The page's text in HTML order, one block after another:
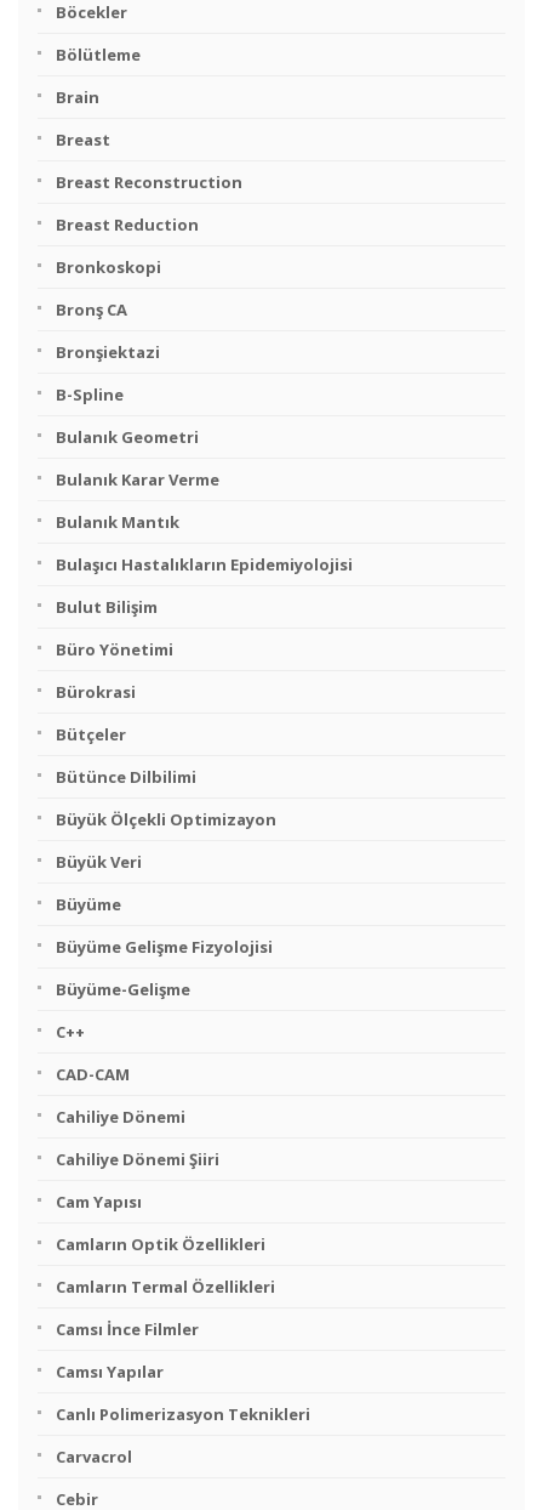
Böcekler
Bölütleme
Brain
Breast
Breast Reconstruction
Breast Reduction
Bronkoskopi
Bronş CA
Bronşiektazi
B-Spline
Bulanık Geometri
Bulanık Karar Verme
Bulanık Mantık
Bulaşıcı Hastalıkların Epidemiyolojisi
Bulut Bilişim
Büro Yönetimi
Bürokrasi
Bütçeler
Bütünce Dilbilimi
Büyük Ölçekli Optimizayon
Büyük Veri
Büyüme
Büyüme Gelişme Fizyolojisi
Büyüme-Gelişme
C++
CAD-CAM
Cahiliye Dönemi
Cahiliye Dönemi Şiiri
Cam Yapısı
Camların Optik Özellikleri
Camların Termal Özellikleri
Camsı İnce Filmler
Camsı Yapılar
Canlı Polimerizasyon Teknikleri
Carvacrol
Cebir